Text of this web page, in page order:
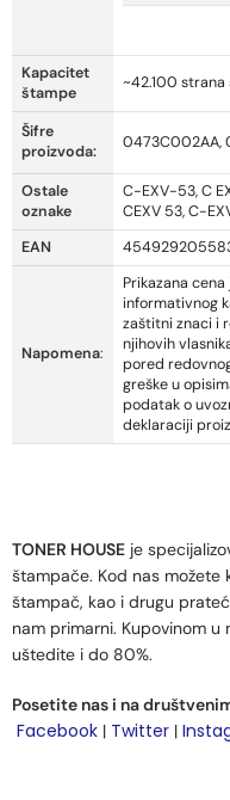
Kapacitet
štampe
~42.100 strana
Šifre
proizvoda:
0473C002AA,
Ostale
oznake
C-EXV-53, C
CEXV 53, C-
EAN
Napomena:
Prikazana
informativnog
zaštitni znaci i
njihovih
pored
greške u
podatak o
deklaraciji
TONER HOUSE je
štampače. Kod nas možete
štampač, kao i drugu
nam primarni. Kupovinom
uštedite i do 80%.
Posetite nas i na
Facebook | Twitter |